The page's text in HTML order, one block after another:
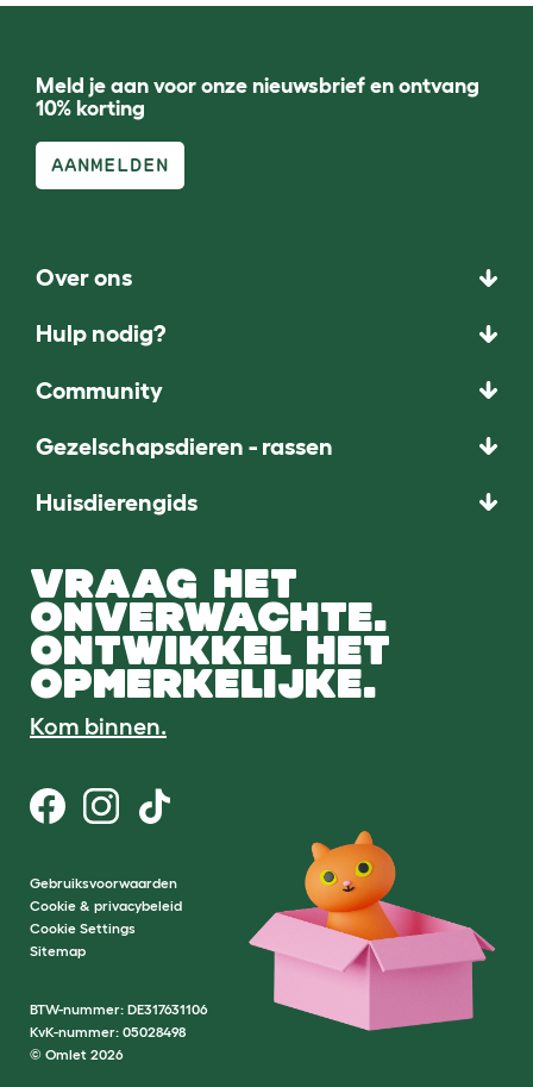
Meld je aan voor onze nieuwsbrief en ontvang
10% korting
AANMELDEN
Over ons
Hulp nodig?
Community
Gezelschapsdieren - rassen
Huisdierengids
VRAAG HET
ONVERWACHTE.
ONTWIKKEL HET
OPMERKELIJKE.
Kom binnen.
Gebruiksvoorwaarden
Cookie & privacybeleid
Cookie Settings
Sitemap
BTW-nummer: DE317631106
KvK-nummer: 05028498
© Omlet 2026